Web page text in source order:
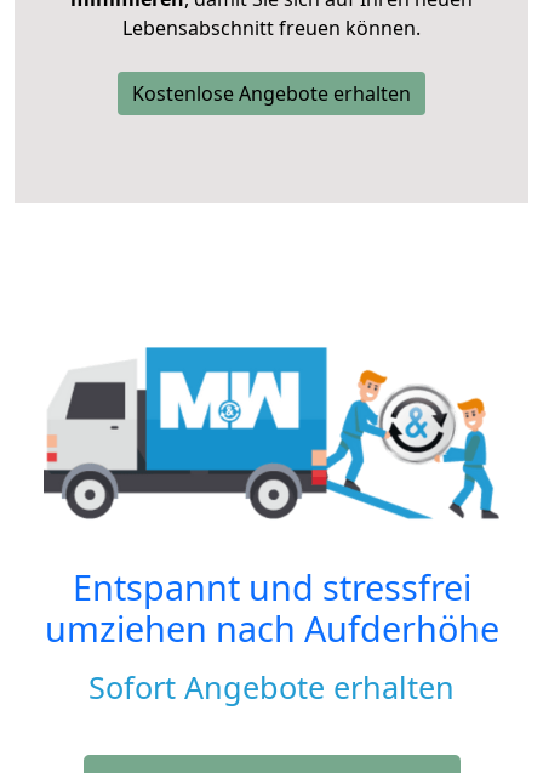
Lebensabschnitt freuen können.
Kostenlose Angebote erhalten
Entspannt und stressfrei
umziehen nach Aufderhöhe
Sofort Angebote erhalten